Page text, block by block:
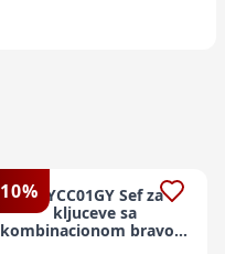
10%
KEYCC01GY Sef za
kljuceve sa
kombinacionom bravom